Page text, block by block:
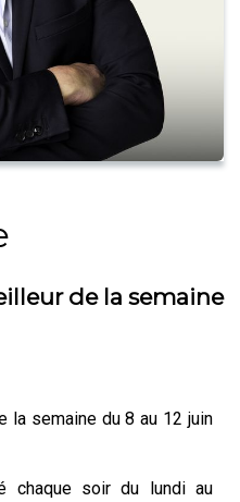
de la semaine
la semaine du 8 au 12 juin
chaque soir du lundi au